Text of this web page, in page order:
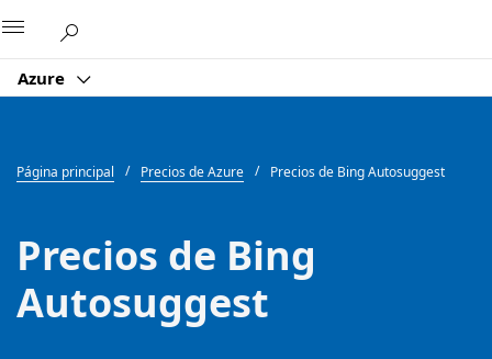
Azure
Página principal Precios de Azure Precios de Bing Autosuggest
Precios de Bing
Autosuggest